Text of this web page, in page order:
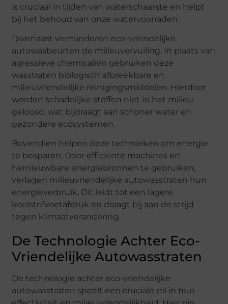
is cruciaal in tijden van waterschaarste en helpt
bij het behoud van onze watervoorraden.
Daarnaast verminderen eco-vriendelijke
autowasbeurten de milieuvervuiling. In plaats van
agressieve chemicaliën gebruiken deze
wasstraten biologisch afbreekbare en
milieuvriendelijke reinigingsmiddelen. Hierdoor
worden schadelijke stoffen niet in het milieu
geloosd, wat bijdraagt aan schoner water en
gezondere ecosystemen.
Bovendien helpen deze technieken om energie
te besparen. Door efficiënte machines en
hernieuwbare energiebronnen te gebruiken,
verlagen milieuvriendelijke autowasstraten hun
energieverbruik. Dit leidt tot een lagere
koolstofvoetafdruk en draagt bij aan de strijd
tegen klimaatverandering.
De Technologie Achter Eco-
Vriendelijke Autowasstraten
De technologie achter eco-vriendelijke
autowasstraten speelt een cruciale rol in hun